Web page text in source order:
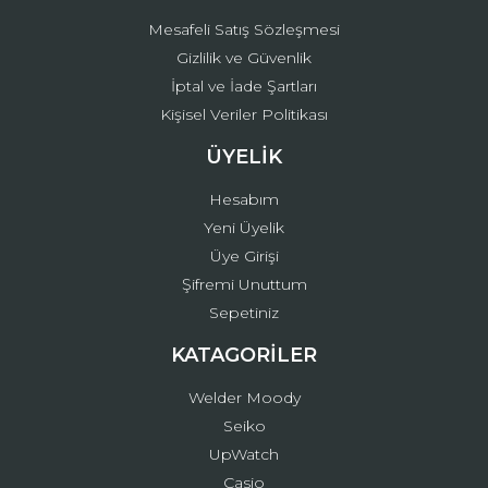
Mesafeli Satış Sözleşmesi
Gizlilik ve Güvenlik
İptal ve İade Şartları
Kişisel Veriler Politikası
ÜYELİK
Hesabım
Yeni Üyelik
Üye Girişi
Şifremi Unuttum
Sepetiniz
KATAGORİLER
Welder Moody
Seiko
UpWatch
Casio